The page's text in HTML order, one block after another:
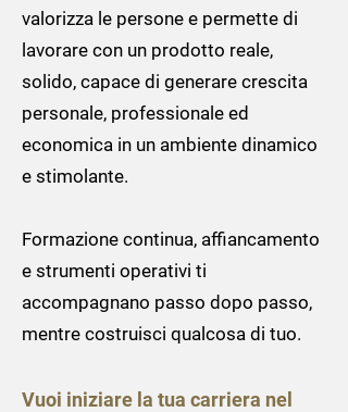
valorizza le persone e permette di
lavorare con un prodotto reale,
solido, capace di generare crescita
personale, professionale ed
economica in un ambiente dinamico
e stimolante.
Formazione continua, affiancamento
e strumenti operativi ti
accompagnano passo dopo passo,
mentre costruisci qualcosa di tuo.
Vuoi iniziare la tua carriera nel